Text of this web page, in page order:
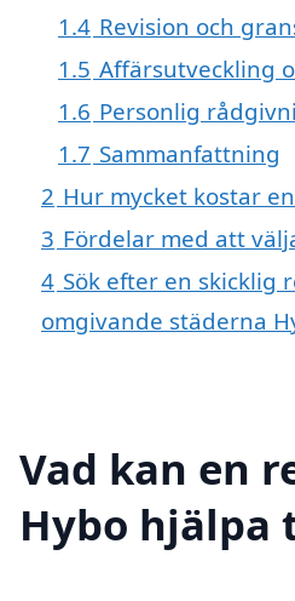
1.4 Revision och
1.5 Affärsutveckling
1.6 Personlig
1.7 Sammanfattning
2 Hur mycket kostar
3 Fördelar med att
4 Sök efter en skicklig
omgivande städerna
Vad kan en
Hybo hjälpa